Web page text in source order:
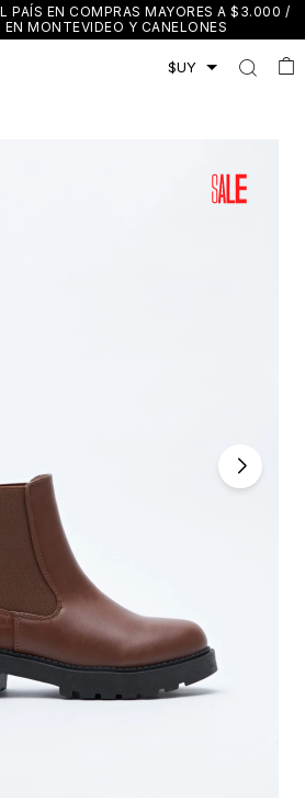
PAÍS EN COMPRAS MAYORES A $3.000 /
EN MONTEVIDEO Y CANELONES